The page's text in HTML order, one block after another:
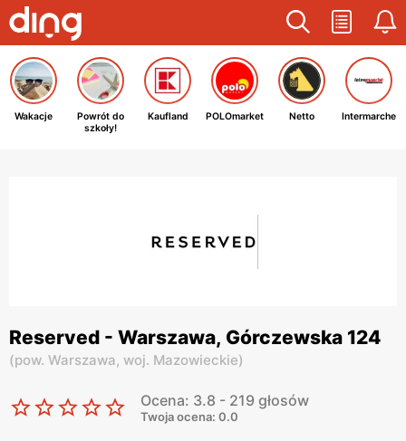
Wakacje
Powrót do
szkoły!
Kaufland POLOmarket Netto Intermarche
Reserved - Warszawa, Górczewska 124
(pow. Warszawa, woj. Mazowieckie)
Ocena: 3.8 - 219 głosów
Twoja ocena: 0.0